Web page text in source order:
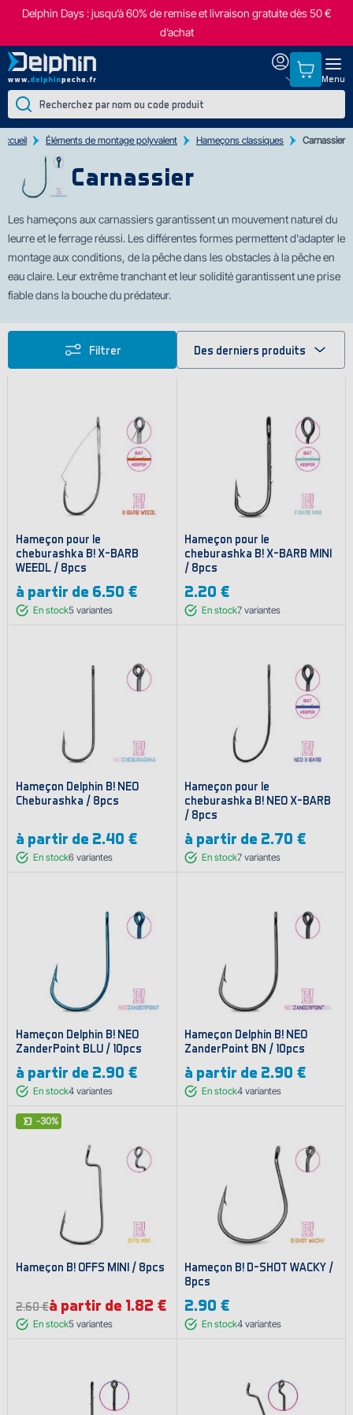
Delphin Days : jusqu’à 60% de remise et livraison gratuite dès 50 €
d’achat
Menu
Éléments de montage polyvalent Hameçons classiques Carnassier
Carnassier
Les hameçons aux carnassiers garantissent un mouvement naturel du
leurre et le ferrage réussi. Les différentes formes permettent d'adapter le
montage aux conditions, de la pêche dans les obstacles à la pêche en
eau claire. Leur extrême tranchant et leur solidité garantissent une prise
fiable dans la bouche du prédateur.
Filtrer Des derniers produits
Hameçon pour le
cheburashka B! X-BARB
WEEDL / 8pcs
à partir de 6.50 €
En stock5 variantes
Hameçon pour le
cheburashka B! X-BARB MINI
/ 8pcs
2.20 €
En stock7 variantes
Hameçon Delphin B! NEO
Cheburashka / 8pcs
à partir de 2.40 €
En stock6 variantes
Hameçon pour le
cheburashka B! NEO X-BARB
/ 8pcs
à partir de 2.70 €
En stock7 variantes
Hameҫon Delphin B! NEO
ZanderPoint BLU / 10pcs
à partir de 2.90 €
En stock4 variantes
Hameҫon Delphin B! NEO
ZanderPoint BN / 10pcs
à partir de 2.90 €
En stock4 variantes
-30%
Hameҫon B! OFFS MINI / 8pcs
2.60 €à partir de 1.82 €
En stock5 variantes
Hameҫon B! D-SHOT WACKY /
8pcs
2.90 €
En stock4 variantes